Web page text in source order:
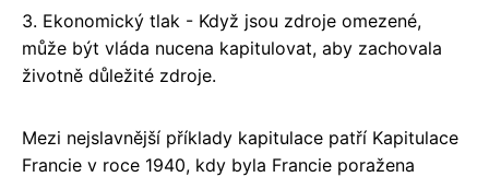
3. Ekonomický tlak - Když jsou zdroje omezené,
může být vláda nucena kapitulovat, aby zachovala
životně důležité zdroje.
Mezi nejslavnější příklady kapitulace patří Kapitulace
Francie v roce 1940, kdy byla Francie poražena